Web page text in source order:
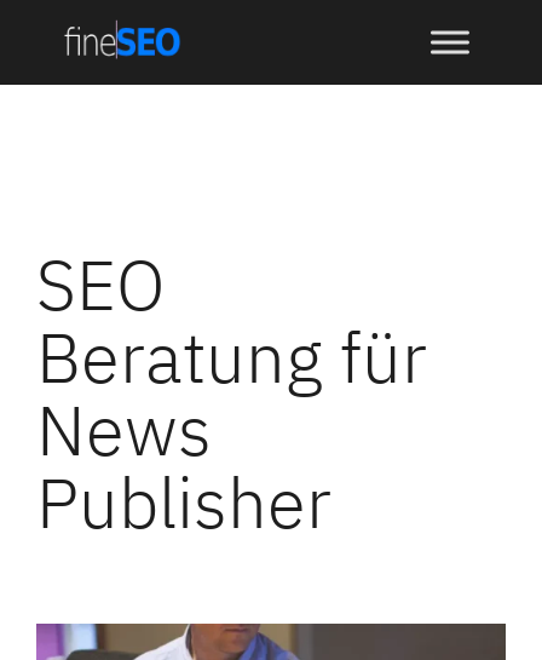
springen
SEO
Beratung für
News
Publisher